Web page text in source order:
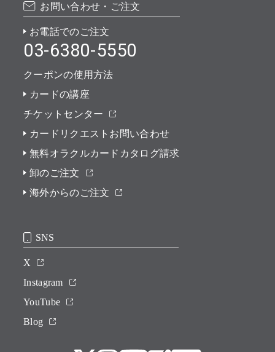
お問い合わせ・ご注文
お電話でのご注文
03-6380-5550
クーポンの使用方法
カードの講座
チケットセンター
カードリクエストお問い合わせ
無料オラクルカードカタログ請求
卸のご注文
海外からのご注文
SNS
X
Instagram
YouTube
Blog